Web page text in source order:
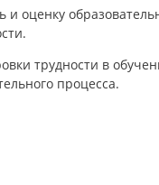
оценку
трудности в
процесса.